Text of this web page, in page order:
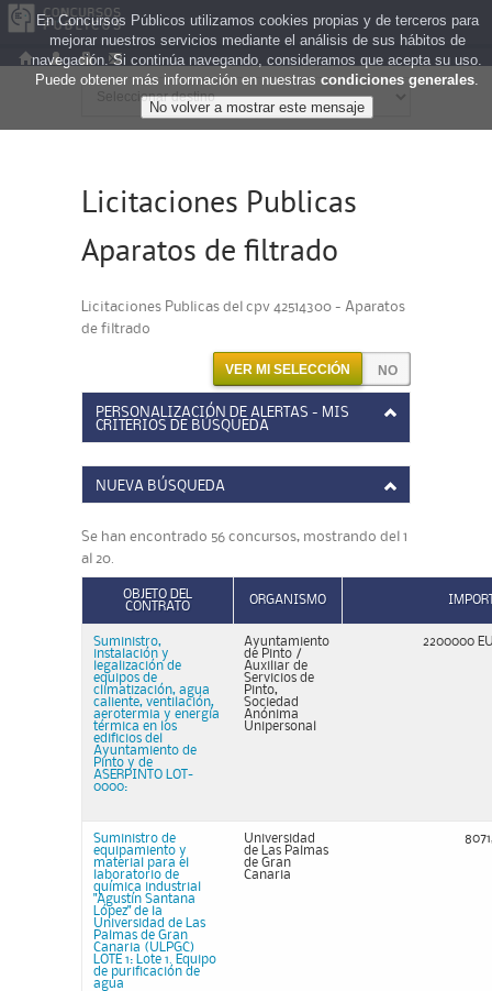
Licitaciones Publicas
Aparatos de filtrado
Licitaciones Publicas del cpv 42514300 - Aparatos
de filtrado
VER MI SELECCIÓN
PERSONALIZACIÓN DE ALERTAS - MIS
CRITERIOS DE BÚSQUEDA
NUEVA BÚSQUEDA
Se han encontrado 56 concursos, mostrando del 1
al 20.
OBJETO DEL
CONTRATO
ORGANISMO
Suministro,
instalación y
legalización de
equipos de
climatización, agua
caliente, ventilación,
aerotermia y energía
térmica en los
edificios del
Ayuntamiento de
Pinto y de
ASERPINTO LOT-
0000:
Ayuntamiento
de Pinto /
Auxiliar de
Servicios de
Pinto,
Sociedad
Anónima
Unipersonal
2200000
Suministro de
equipamiento y
material para el
laboratorio de
química industrial
"Agustín Santana
López" de la
Universidad de Las
Palmas de Gran
Canaria (ULPGC)
LOTE 1: Lote 1. Equipo
de purificación de
agua
Universidad
de Las Palmas
de Gran
Canaria
En Concursos Públicos utilizamos cookies propias y de terceros para
mejorar nuestros servicios mediante el análisis de sus hábitos de
navegación. Si continúa navegando, consideramos que acepta su uso.
Puede obtener más información en nuestras condiciones generales.